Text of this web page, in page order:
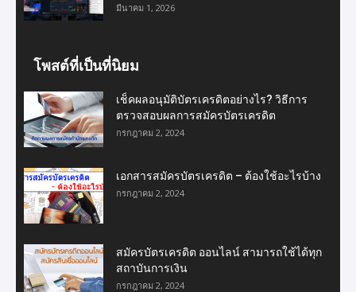
มีนาคม 1, 2026
โพสต์ที่เป็นที่นิยม
เช็คผลอนุมัติบัตรเครดิตอย่างไร? วิธีการ
ตรวจสอบผลการสมัครบัตรเครดิต
กรกฎาคม 2, 2024
เอกสารสมัครบัตรเครดิต – ต้องใช้อะไรบ้าง
กรกฎาคม 2, 2024
สมัครบัตรเครดิต ออนไลน์ สามารถใช้ได้ทุก
สถาบันการเงิน
กรกฎาคม 2, 2024